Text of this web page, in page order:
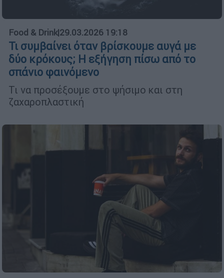
Food & Drink|29.03.2026 19:18
Τι συμβαίνει όταν βρίσκουμε αυγά με
δύο κρόκους; Η εξήγηση πίσω από το
σπάνιο φαινόμενο
Τι να προσέξουμε στο ψήσιμο και στη
ζαχαροπλαστική